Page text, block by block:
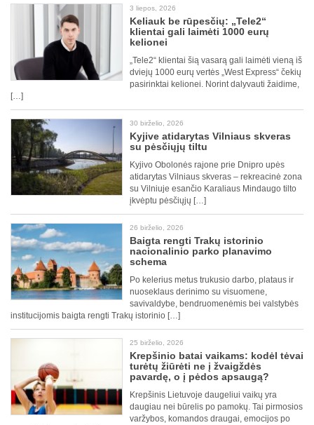
3 liepos, 2026
Keliauk be rūpesčių: „Tele2“
klientai gali laimėti 1000 eurų
kelionei
„Tele2“ klientai šią vasarą gali laimėti vieną iš
dviejų 1000 eurų vertės „West Express“ čekių
pasirinktai kelionei. Norint dalyvauti žaidime,
[…]
30 birželio, 2026
Kyjive atidarytas Vilniaus skveras
su pėsčiųjų tiltu
Kyjivo Obolonės rajone prie Dnipro upės
atidarytas Vilniaus skveras – rekreacinė zona
su Vilniuje esančio Karaliaus Mindaugo tilto
įkvėptu pėsčiųjų […]
26 birželio, 2026
Baigta rengti Trakų istorinio
nacionalinio parko planavimo
schema
Po kelerius metus trukusio darbo, plataus ir
nuoseklaus derinimo su visuomene,
savivaldybe, bendruomenėmis bei valstybės
institucijomis baigta rengti Trakų istorinio […]
25 birželio, 2026
Krepšinio batai vaikams: kodėl tėvai
turėtų žiūrėti ne į žvaigždės
pavardę, o į pėdos apsaugą?
Krepšinis Lietuvoje daugeliui vaikų yra
daugiau nei būrelis po pamokų. Tai pirmosios
varžybos, komandos draugai, emocijos po